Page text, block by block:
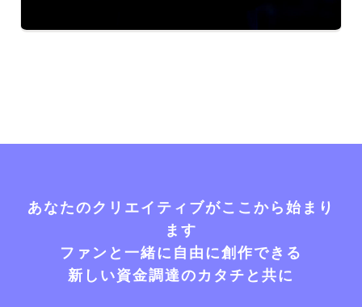
あなたのクリエイティブがここから始まり
ます
ファンと一緒に自由に創作できる
新しい資金調達のカタチと共に